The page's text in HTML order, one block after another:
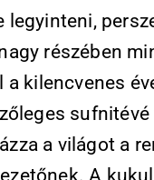
legyinteni,
részében
a kilencvenes
a világot a
A